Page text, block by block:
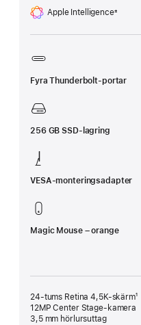
Apple Intelligence
Fotnot
±
Fyra Thunderbolt-portar
256 GB SSD-lagring
VESA-monteringsadapter
Magic Mouse – orange
24-tums Retina 4,5K-skärm¹
12MP Center Stage-kamera
3,5 mm hörlursuttag